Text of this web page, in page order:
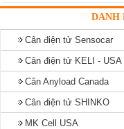
DANH
Cân điện tử Sensocar
Cân điện tử KELI - USA
Cân Anyload Canada
Cân điện tử SHINKO
MK Cell USA